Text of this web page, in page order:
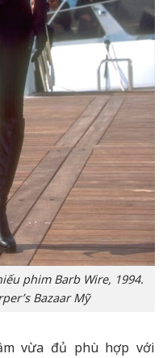
phim Barb Wire, 1994.
Bazaar Mỹ
vừa đủ phù hợp với